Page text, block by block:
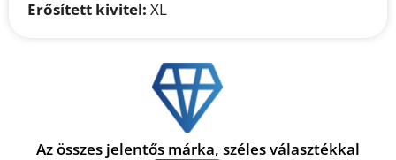
Erősített kivitel: XL
Az összes jelentős márka, széles választékkal